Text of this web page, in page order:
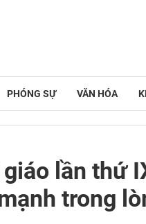
PHÓNG SỰ VĂN HÓA
lần thứ
trong